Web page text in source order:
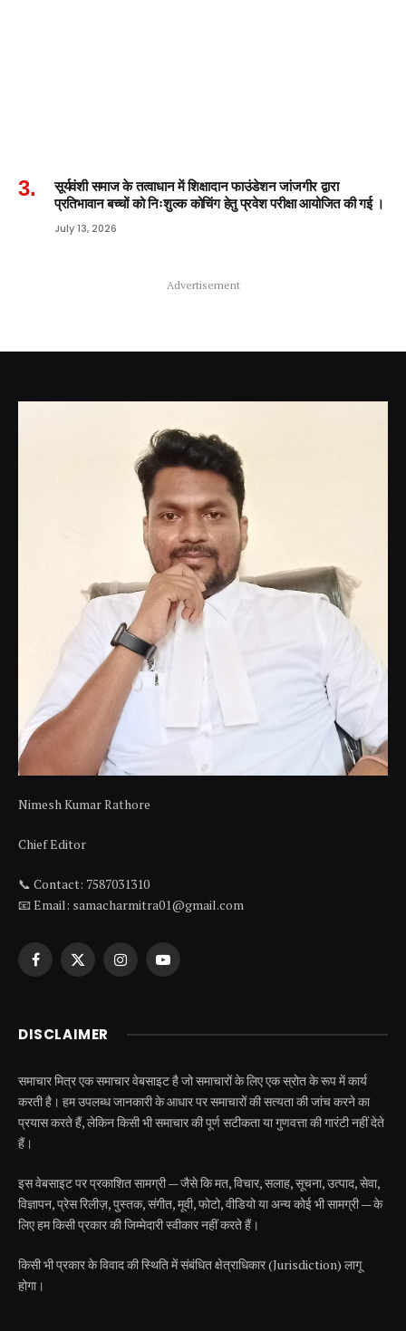
सूर्यवंशी समाज के तत्वाधान में शिक्षादान फाउंडेशन जांजगीर द्वारा
प्रतिभावान बच्चों को निःशुल्क कोचिंग हेतु प्रवेश परीक्षा आयोजित की गई ।
July 13, 2026
Advertisement
Nimesh Kumar Rathore
Chief Editor
📞 Contact: 7587031310
📧 Email: samacharmitra01@gmail.com
Facebook
X
InstagramYouTube
DISCLAIMER
समाचार मित्र एक समाचार वेबसाइट है जो समाचारों के लिए एक स्रोत के रूप में कार्य
करती है। हम उपलब्ध जानकारी के आधार पर समाचारों की सत्यता की जांच करने का
प्रयास करते हैं, लेकिन किसी भी समाचार की पूर्ण सटीकता या गुणवत्ता की गारंटी नहीं देते
हैं।
इस वेबसाइट पर प्रकाशित सामग्री — जैसे कि मत, विचार, सलाह, सूचना, उत्पाद, सेवा,
विज्ञापन, प्रेस रिलीज़, पुस्तक, संगीत, मूवी, फोटो, वीडियो या अन्य कोई भी सामग्री — के
लिए हम किसी प्रकार की जिम्मेदारी स्वीकार नहीं करते हैं।
किसी भी प्रकार के विवाद की स्थिति में संबंधित क्षेत्राधिकार (Jurisdiction) लागू
होगा।